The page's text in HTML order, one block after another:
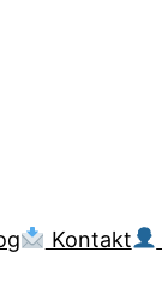
Kontakt